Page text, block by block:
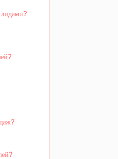
лидами?